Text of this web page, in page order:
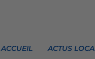
ACCUEIL ACTUS